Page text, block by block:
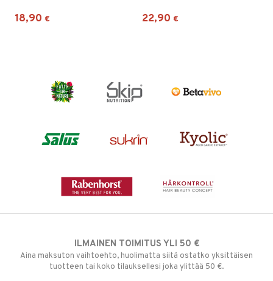
18,90 € 22,90 €
ILMAINEN TOIMITUS YLI 50 €
Aina maksuton vaihtoehto, huolimatta siitä ostatko yksittäisen
tuotteen tai koko tilauksellesi joka ylittää 50 €.